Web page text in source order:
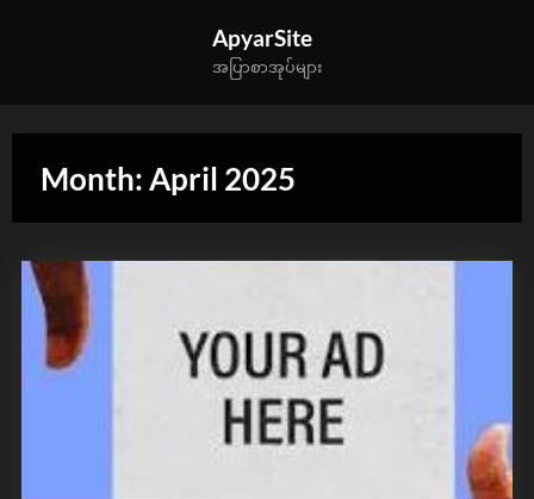
ApyarSite
အပြာစာအုပ်များ
Month:April 2025